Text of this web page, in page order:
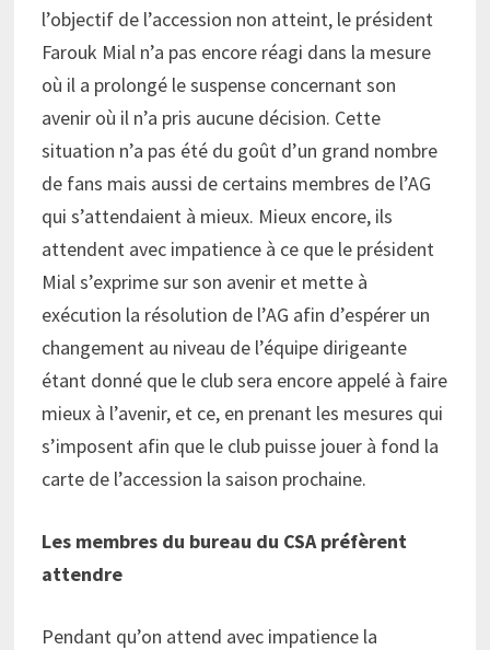
l’objectif de l’accession non atteint, le président
Farouk Mial n’a pas encore réagi dans la mesure
où il a prolongé le suspense concernant son
avenir où il n’a pris aucune décision. Cette
situation n’a pas été du goût d’un grand nombre
de fans mais aussi de certains membres de l’AG
qui s’attendaient à mieux. Mieux encore, ils
attendent avec impatience à ce que le président
Mial s’exprime sur son avenir et mette à
exécution la résolution de l’AG afin d’espérer un
changement au niveau de l’équipe dirigeante
étant donné que le club sera encore appelé à faire
mieux à l’avenir, et ce, en prenant les mesures qui
s’imposent afin que le club puisse jouer à fond la
carte de l’accession la saison prochaine.
Les membres du bureau du CSA préfèrent
attendre
Pendant qu’on attend avec impatience la